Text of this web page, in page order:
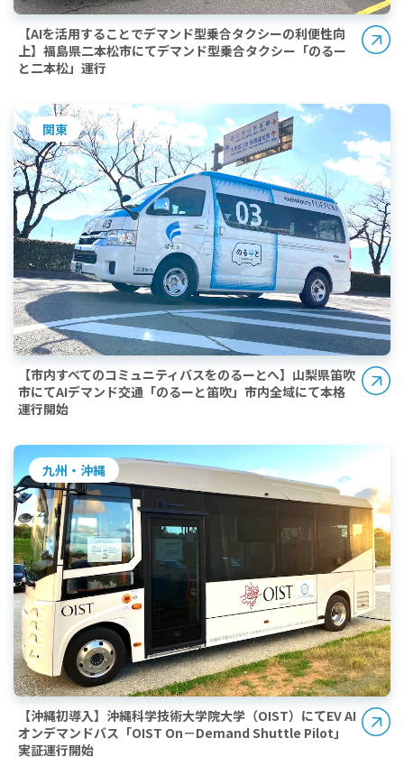
【AIを活用することでデマンド型乗合タクシーの利便性向
上】福島県二本松市にてデマンド型乗合タクシー「のるー
と二本松」運行
関東
【市内すべてのコミュニティバスをのるーとへ】山梨県笛吹
市にてAIデマンド交通「のるーと笛吹」市内全域にて本格
運行開始
九州・沖縄
【沖縄初導入】沖縄科学技術大学院大学（OIST）にてEV AI
オンデマンドバス「OIST On－Demand Shuttle Pilot」
実証運行開始